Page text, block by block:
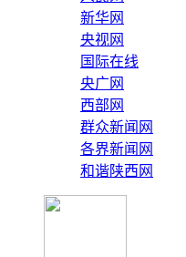
新华网
央视网
国际在线
央广网
西部网
群众新闻网
各界新闻网
和谐陕西网